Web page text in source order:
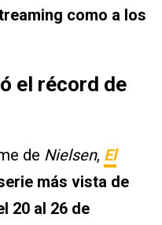
como a los
el récord de
de Nielsen, El
más vista de
20 al 26 de